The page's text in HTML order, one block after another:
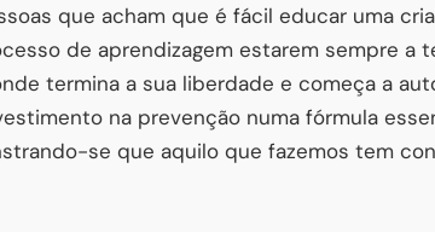
que acham que é fácil educar uma
de aprendizagem estarem sempre a
termina a sua liberdade e começa a
na prevenção numa fórmula
se que aquilo que fazemos tem